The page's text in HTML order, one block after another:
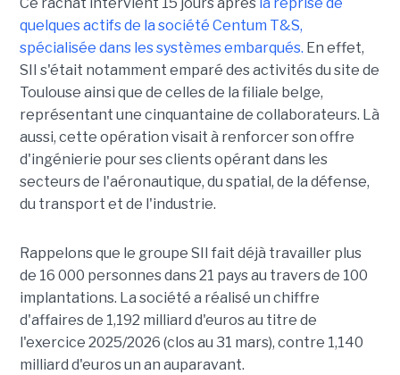
Ce rachat intervient 15 jours après la reprise de
quelques actifs de la société Centum T&S,
spécialisée dans les systèmes embarqués. En effet,
SII s'était notamment emparé des activités du site de
Toulouse ainsi que de celles de la filiale belge,
représentant une cinquantaine de collaborateurs. Là
aussi, cette opération visait à renforcer son offre
d'ingénierie pour ses clients opérant dans les
secteurs de l'aéronautique, du spatial, de la défense,
du transport et de l'industrie.
Rappelons que le groupe SII fait déjà travailler plus
de 16 000 personnes dans 21 pays au travers de 100
implantations. La société a réalisé un chiffre
d'affaires de 1,192 milliard d'euros au titre de
l'exercice 2025/2026 (clos au 31 mars), contre 1,140
milliard d'euros un an auparavant.